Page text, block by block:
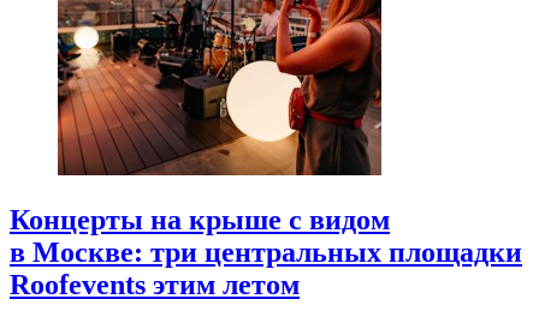
Концерты на крыше с видом
в Москве: три центральных площадки
Roofevents этим летом